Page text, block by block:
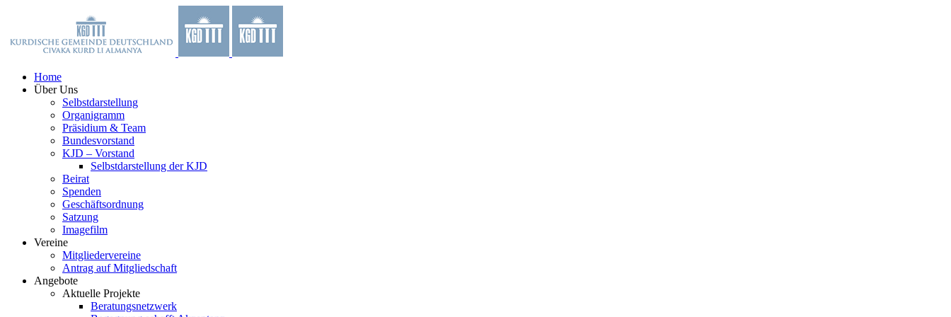
springen
Home
Über Uns
Selbstdarstellung
Organigramm
Präsidium & Team
Bundesvorstand
KJD – Vorstand
Selbstdarstellung der KJD
Beirat
Spenden
Geschäftsordnung
Satzung
Imagefilm
Vereine
Mitgliedervereine
Antrag auf Mitgliedschaft
Angebote
Aktuelle Projekte
Beratungsnetzwerk